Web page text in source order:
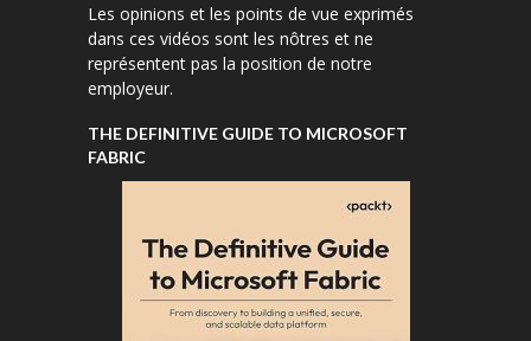
Les opinions et les points de vue exprimés
dans ces vidéos sont les nôtres et ne
représentent pas la position de notre
employeur.
THE DEFINITIVE GUIDE TO MICROSOFT
FABRIC